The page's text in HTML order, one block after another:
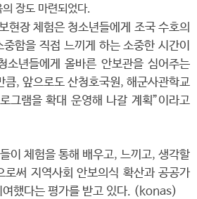
장도 마련되었다.
현장 체험은 청소년들에게 조국 수호의
함을 직접 느끼게 하는 소중한 시간이
소년들에게 올바른 안보관을 심어주는
큼, 앞으로도 산청호국원, 해군사관학교
그램을 확대 운영해 나갈 계획”이라고
이 체험을 통해 배우고, 느끼고, 생각할
로써 지역사회 안보의식 확산과 공공가
여했다는 평가를 받고 있다. (konas)